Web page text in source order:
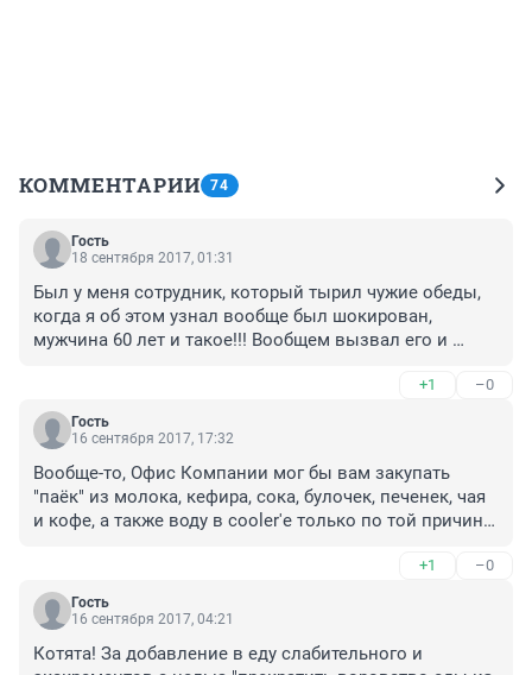
КОММЕНТАРИИ 74
Гость
18 сентября 2017, 01:31
Был у меня сотрудник, который тырил чужие обеды,
когда я об этом узнал вообще был шокирован,
мужчина 60 лет и такое!!! Вообщем вызвал его и
говорил что это не он, просил провести очную ставку,
я ему сказал что если это повторится, то я с его з/п
для первого раза неделю буду кормить обедами весь
Больше жалоб не поступало.
+1 –0
Гость
16 сентября 2017, 17:32
Вообще-то, Офис Компании мог бы вам закупать
"паёк" из молока, кефира, сока, булочек, печенек, чая
и кофе, а также воду в cooler'е только по той причине,
облагаются НДС и на этот вид закупок есть прочие
налоговые льготы (главное, указать, что еда
раздаётся всем, а не персонально каждому).
+1 –0
Гость
16 сентября 2017, 04:21
Котята! За добавление в еду слабительного и